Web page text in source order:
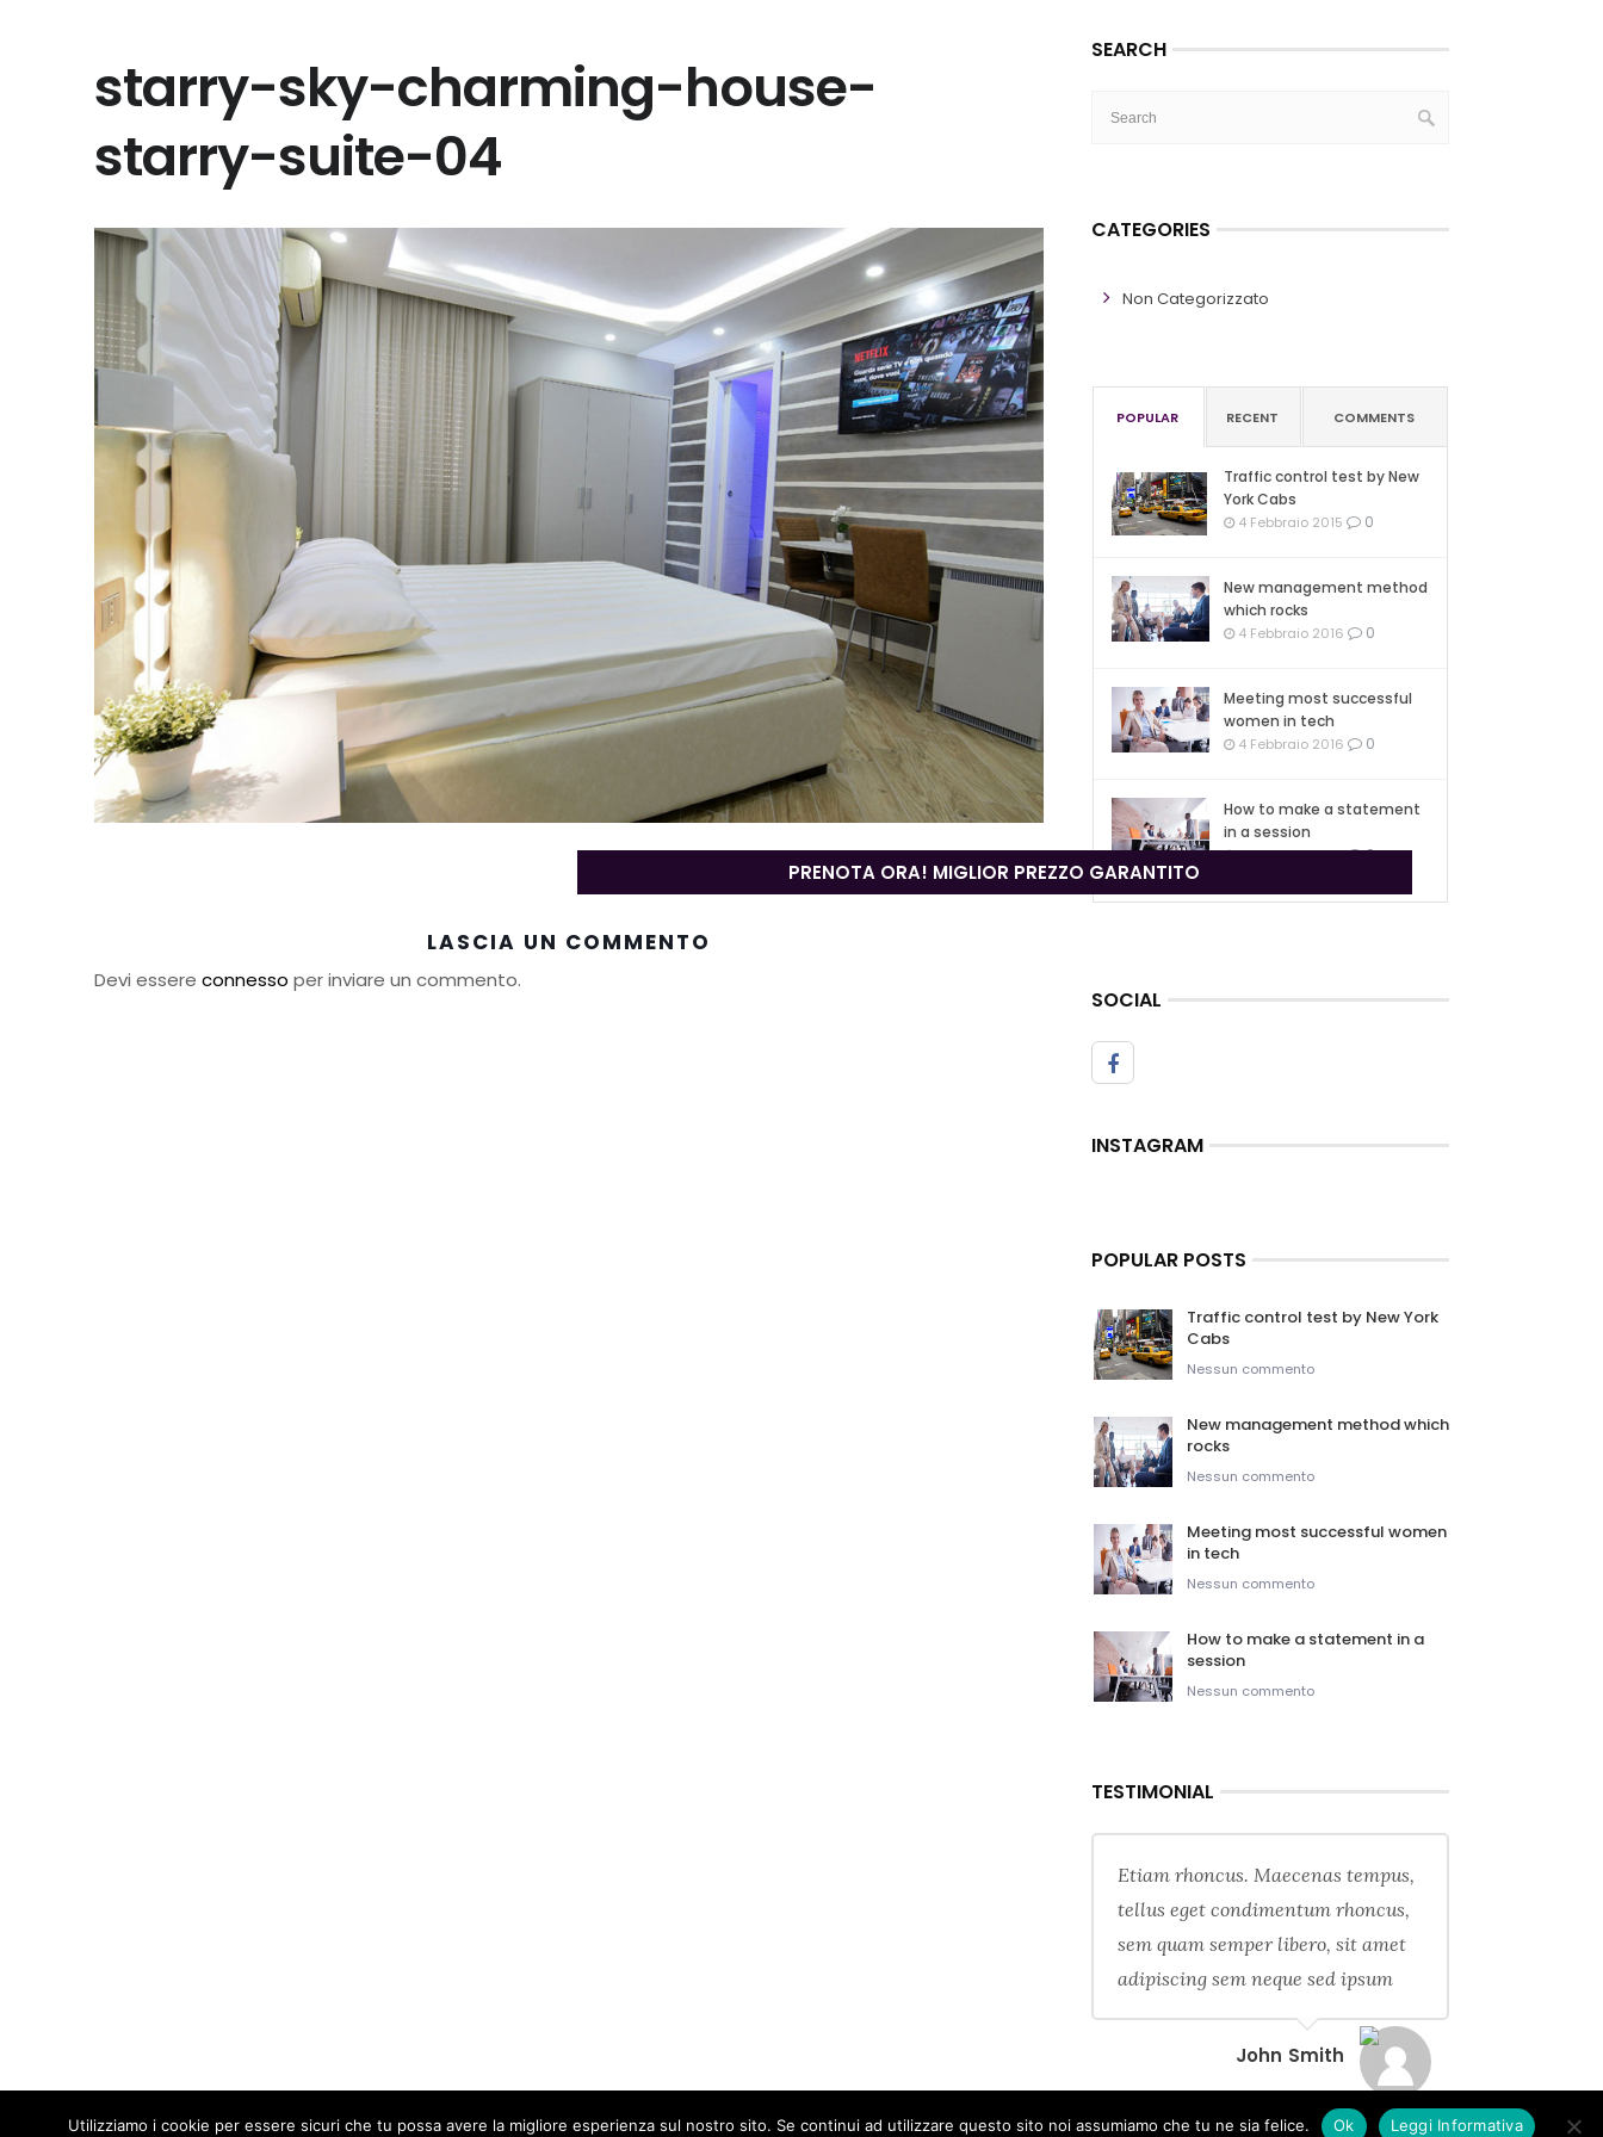
PRENOTA ORA! MIGLIOR PREZZO GARANTITO
starry-sky-charming-house-
starry-suite-04
LASCIA UN COMMENTO
Devi essere connesso per inviare un commento.
SEARCH
CATEGORIES
Non Categorizzato
POPULAR RECENT COMMENTS
Traffic control test by New
York Cabs
4 Febbraio 2015 0
New management method
which rocks
4 Febbraio 2016 0
Meeting most successful
women in tech
4 Febbraio 2016 0
How to make a statement
in a session
4 Febbraio 2016 0
SOCIAL
INSTAGRAM
POPULAR POSTS
Traffic control test by New York
Cabs
Nessun commento
New management method which
rocks
Nessun commento
Meeting most successful women
in tech
Nessun commento
How to make a statement in a
session
Nessun commento
TESTIMONIAL
Etiam rhoncus. Maecenas tempus,
tellus eget condimentum rhoncus,
sem quam semper libero, sit amet
adipiscing sem neque sed ipsum
John Smith
Utilizziamo i cookie per essere sicuri che tu possa avere la migliore esperienza sul nostro sito. Se continui ad utilizzare questo sito noi assumiamo che tu ne sia felice. Ok Leggi Informativa